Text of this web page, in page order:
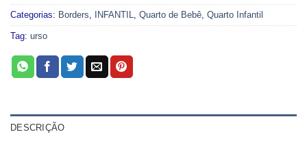
Categorias: Borders, INFANTIL, Quarto de Bebê, Quarto Infantil
Tag: urso
DESCRIÇÃO